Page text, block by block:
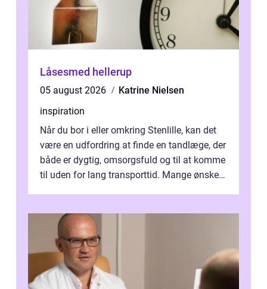
Låsesmed hellerup
05 august 2026
Katrine Nielsen
inspiration
Når du bor i eller omkring Stenlille, kan det
være en udfordring at finde en tandlæge, der
både er dygtig, omsorgsfuld og til at komme
til uden for lang transporttid. Mange ønsker